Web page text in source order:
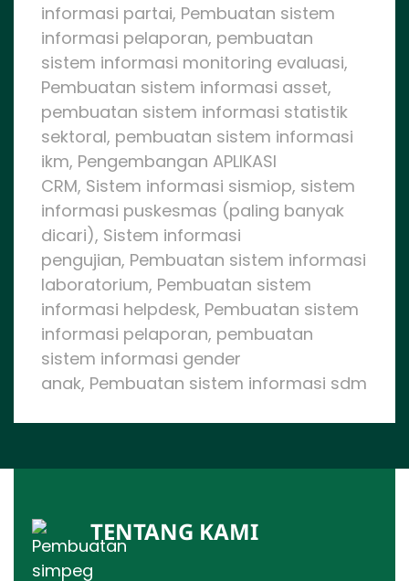
informasi partai, Pembuatan sistem
informasi pelaporan, pembuatan
sistem informasi monitoring evaluasi,
Pembuatan sistem informasi asset,
pembuatan sistem informasi statistik
sektoral, pembuatan sistem informasi
ikm, Pengembangan APLIKASI
CRM, Sistem informasi sismiop, sistem
informasi puskesmas (paling banyak
dicari), Sistem informasi
pengujian, Pembuatan sistem informasi
laboratorium, Pembuatan sistem
informasi helpdesk, Pembuatan sistem
informasi pelaporan, pembuatan
sistem informasi gender
anak, Pembuatan sistem informasi sdm
TENTANG KAMI